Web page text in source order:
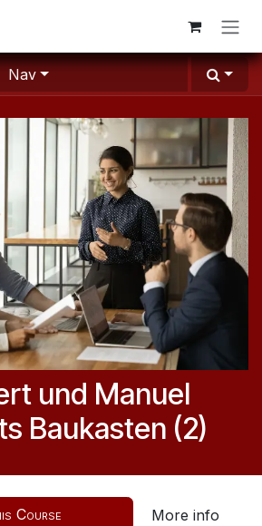
Nav
und Manuel
Baukasten (2)
Course More info